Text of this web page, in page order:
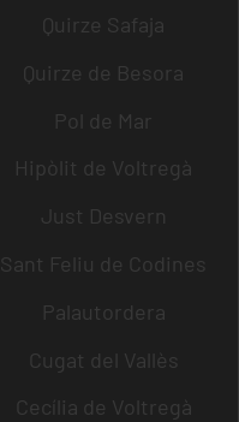
Quirze Safaja
Quirze de Besora
Pol de Mar
Hipòlit de Voltregà
Just Desvern
Sant Feliu de Codines
Palautordera
Cugat del Vallès
Cecília de Voltregà